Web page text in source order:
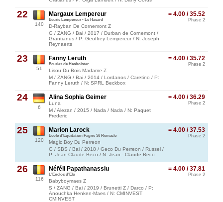
22
140
= 4.00 / 35.52
Phase 2
Margaux Lempereur
Ecurie Lempereur - Le Hasard
D-Rayban De Cornemont Z
G / ZANG / Bai / 2017 / Durban de Cornemont /
Grantianus / P: Geoffrey Lempereur / N: Joseph
Reynaerts
23
51
= 4.00 / 35.72
Phase 2
Fanny Leruth
Ecuries de Hacboister
Lisou Du Bois Madame Z
M / ZANG / Bai / 2014 / Lordanos / Caretino / P:
Fanny Leruth / N: SPRL Beckbox
24
6
= 4.00 / 36.29
Phase 2
Alina Sophia Geimer
Luna
M / Alezan / 2015 / Nada / Nada / N: Paquet
Frederic
25
120
= 4.00 / 37.53
Phase 2
Marion Larock
Ecole d'Equitation Fagne St Remacle
Magic Boy Du Perreon
G / SBS / Bai / 2018 / Geco Du Perreon / Russel /
P: Jean-Claude Beco / N: Jean - Claude Beco
26
116
= 4.00 / 37.81
Phase 2
Néféli Papathanassiu
L'Enclos d'Elo
Babyboymaes Z
S / ZANG / Bai / 2019 / Brunetti Z / Darco / P:
Anouchka Henken-Maes / N: CMINVEST
CMINVEST